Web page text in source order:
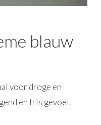
blauw
voor droge en
en fris gevoel.